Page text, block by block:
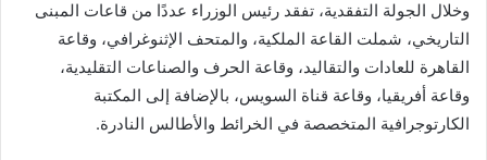
وخلال الجولة التفقدية، تفقد رئيس الوزراء عددًا من قاعات المبنى
التاريخي، شملت القاعة الملكية، والمتحف الإثنوغرافي، وقاعة
القاهرة للعادات والتقاليد، وقاعة الحرف والصناعات التقليدية،
وقاعة أفريقيا، وقاعة قناة السويس، بالإضافة إلى المكتبة
الكارتوجرافية المتخصصة في الخرائط والأطالس النادرة.